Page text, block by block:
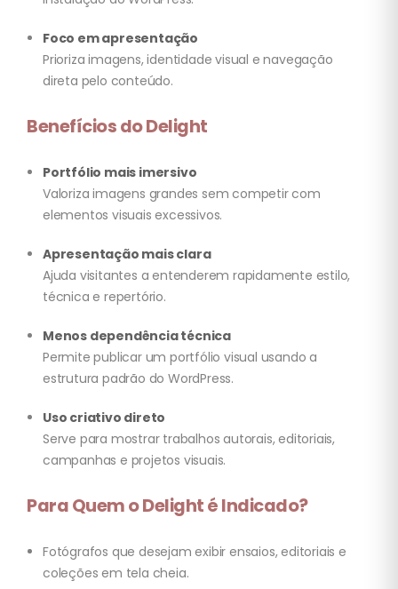
Foco em apresentação
Prioriza imagens, identidade visual e navegação
direta pelo conteúdo.
Benefícios do Delight
Portfólio mais imersivo
Valoriza imagens grandes sem competir com
elementos visuais excessivos.
Apresentação mais clara
Ajuda visitantes a entenderem rapidamente estilo,
técnica e repertório.
Menos dependência técnica
Permite publicar um portfólio visual usando a
estrutura padrão do WordPress.
Uso criativo direto
Serve para mostrar trabalhos autorais, editoriais,
campanhas e projetos visuais.
Para Quem o Delight é Indicado?
Fotógrafos que desejam exibir ensaios, editoriais e
coleções em tela cheia.